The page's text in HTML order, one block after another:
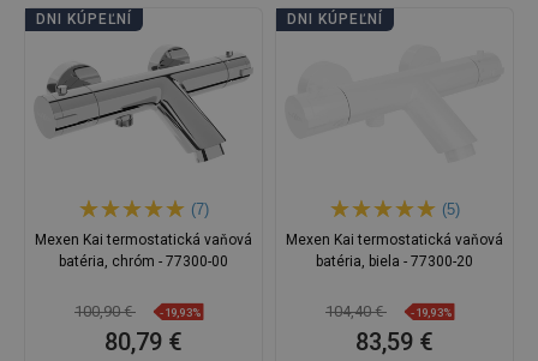
DNI KÚPEĽNÍ
(7)
Mexen Kai termostatická vaňová
batéria, chróm - 77300-00
100,90 € -19,93%
80,79 €
DNI KÚPEĽNÍ
(5)
Mexen Kai termostatická vaňová
batéria, biela - 77300-20
104,40 € -19,93%
83,59 €